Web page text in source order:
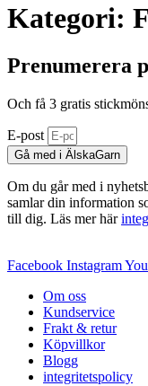
Kategori:
Prenumerera
Och få 3 gratis
E-post
Gå med i ÄlskaGarn
Om du går med i
samlar din information
till dig. Läs mer här
Facebook Instagram
Om oss
Kundservice
Frakt & retur
Köpvillkor
Blogg
integritetspolicy